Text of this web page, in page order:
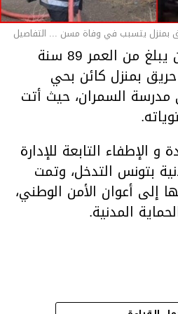
بمنزل يتسبب في وفاة مسن ... التفاصيل
توفي يوم أمس مسن يبلغ من العمر 89 سنة
حريق بمنزل كائن بحي
مدرسة السمران، حيث أتت
الإطفاء التابعة للإدارة
بتونس التدخل، وتمت
إلى أعوان الأمن الوطني،
المدنية.